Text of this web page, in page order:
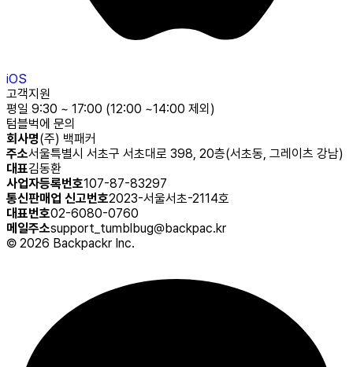
iOS
고객지원
평일 9:30 ~ 17:00 (12:00 ~14:00 제외)
텀블벅에 문의
회사명(주) 백패커
주소서울특별시 서초구 서초대로 398, 20층(서초동, 그레이츠 강남)
대표김동환
사업자등록번호107-87-83297
통신판매업 신고번호2023-서울서초-2114호
대표번호02-6080-0760
메일주소support_tumblbug@backpac.kr
© 2026 Backpackr Inc.